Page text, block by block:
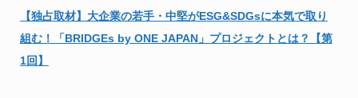
【独占取材】大企業の若手・中堅がESG&SDGsに本気で取り
組む！「BRIDGEs by ONE JAPAN」プロジェクトとは？【第
1回】